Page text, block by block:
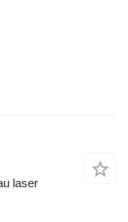
laser